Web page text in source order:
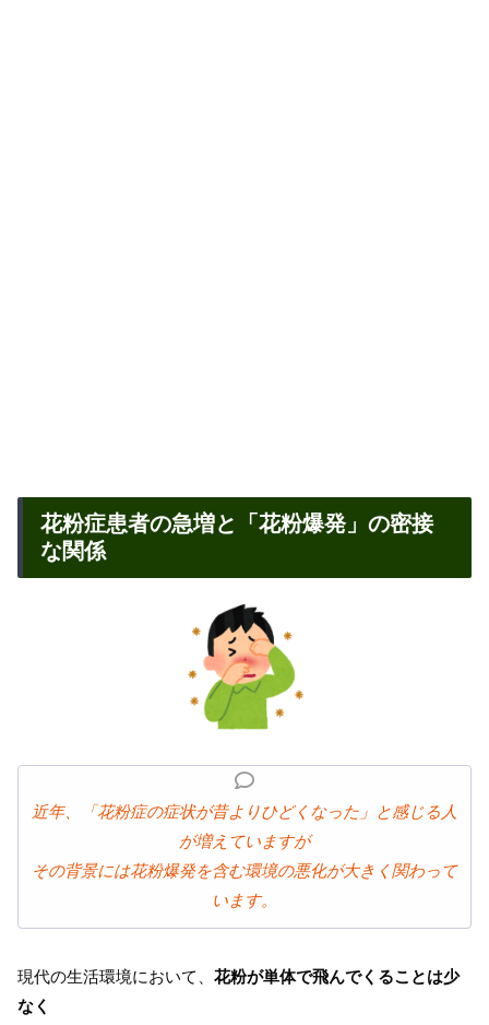
花粉症患者の急増と「花粉爆発」の密接
な関係
近年、「花粉症の症状が昔よりひどくなった」と感じる人
が増えていますが
その背景には花粉爆発を含む環境の悪化が大きく関わって
います。
現代の生活環境において、 花粉が単体で飛んでくることは少
なく